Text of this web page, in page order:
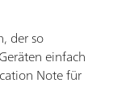
der so
einfach
Note für